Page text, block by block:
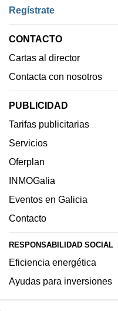
Regístrate
CONTACTO
Cartas al director
Contacta con nosotros
PUBLICIDAD
Tarifas publicitarias
Servicios
Oferplan
INMOGalia
Eventos en Galicia
Contacto
RESPONSABILIDAD SOCIAL
Eficiencia energética
Ayudas para inversiones